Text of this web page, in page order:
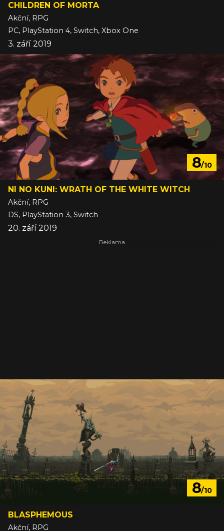
CHILDREN OF MORTA
Akční, RPG
PC, PlayStation 4, Switch, Xbox One
3. září 2019
8/10
NI NO KUNI: WRATH OF THE WHITE WITCH
Akční, RPG
DS, PlayStation 3, Switch
20. září 2019
8/10
BLASPHEMOUS
Akční, RPG